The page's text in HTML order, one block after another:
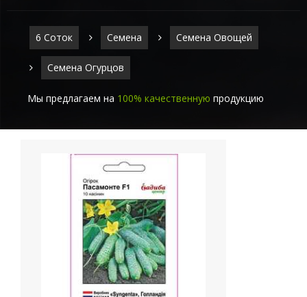
6 Соток Семена Семена Овощей
Семена Огурцов
Мы предлагаем на 100% качественную продукцию